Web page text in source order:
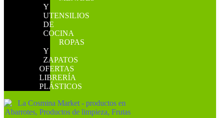
Y
UTENSILIOS
DE
COCINA
ROPAS
Y
ZAPATOS
OFERTAS
LIBRERÍA
PLÁSTICOS